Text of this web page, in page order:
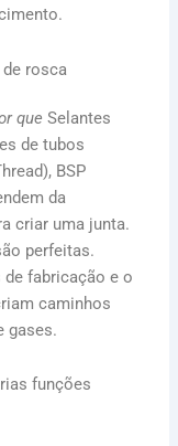
rosca
que Selantes
de tubos
BSP
da
criar uma junta.
perfeitas.
fabricação e o
caminhos
gases.
funções